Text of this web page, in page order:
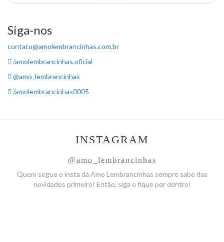
Siga-nos
contato@amolembrancinhas.com.br
/amolembrancinhas.oficial
@amo_lembrancinhas
/amolembrancinhas0005
INSTAGRAM
@amo_lembrancinhas
Quem segue o insta da Amo Lembrancinhas sempre sabe das
novidades primeiro! Então, siga e fique por dentro!